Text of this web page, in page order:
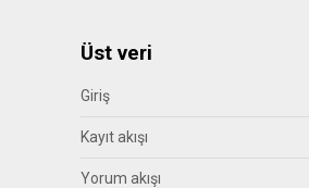
Üst veri
Giriş
Kayıt akışı
Yorum akışı